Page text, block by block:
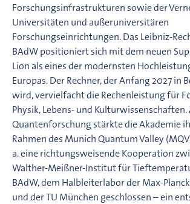
Forschungsinfrastrukturen sowie der
Universitäten und außeruniversitären
Forschungseinrichtungen. Das Leibniz-
BAdW positioniert sich mit dem neuen
Lion als eines der modernsten
Europas. Der Rechner, der Anfang 2027 in
wird, vervielfacht die Rechenleistung für
Physik, Lebens- und Kulturwissenschaften.
Quantenforschung stärkte die Akademie
Rahmen des Munich Quantum Valley
a. eine richtungsweisende Kooperation
Walther-Meißner-Institut für
BAdW, dem Halbleiterlabor der Max-
und der TU München geschlossen – ein